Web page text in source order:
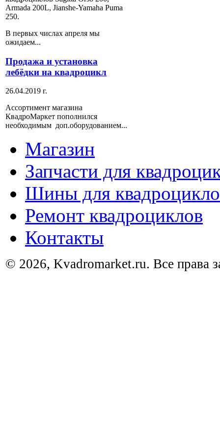
Armada 200L, Jianshe-Yamaha Puma
250.
В первых числах апреля мы
ожидаем...
Продажа и установка
лебёдки на квадроцикл
26.04.2019 г.
Ассортимент магазина
КвадроМаркет пополнился
необходимым доп.оборудованием...
Магазин
Запчасти для
Шины для
Ремонт квадроциклов
Контакты
© 2026, Kvadromarket.ru. Все права